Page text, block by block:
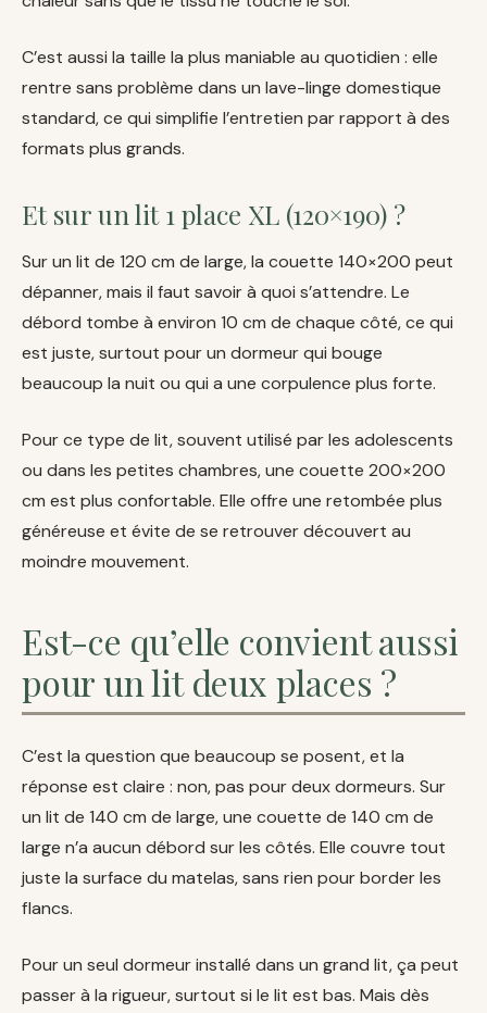
C’est aussi la taille la plus maniable au quotidien : elle
rentre sans problème dans un lave-linge domestique
standard, ce qui simplifie l’entretien par rapport à des
formats plus grands.
Et sur un lit 1 place XL (120×190) ?
Sur un lit de 120 cm de large, la couette 140×200 peut
dépanner, mais il faut savoir à quoi s’attendre. Le
débord tombe à environ 10 cm de chaque côté, ce qui
est juste, surtout pour un dormeur qui bouge
beaucoup la nuit ou qui a une corpulence plus forte.
Pour ce type de lit, souvent utilisé par les adolescents
ou dans les petites chambres, une couette 200×200
cm est plus confortable. Elle offre une retombée plus
généreuse et évite de se retrouver découvert au
moindre mouvement.
Est-ce qu’elle convient aussi
pour un lit deux places ?
C’est la question que beaucoup se posent, et la
réponse est claire : non, pas pour deux dormeurs. Sur
un lit de 140 cm de large, une couette de 140 cm de
large n’a aucun débord sur les côtés. Elle couvre tout
juste la surface du matelas, sans rien pour border les
flancs.
Pour un seul dormeur installé dans un grand lit, ça peut
passer à la rigueur, surtout si le lit est bas. Mais dès